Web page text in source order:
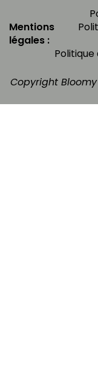
Mentions
légales :
Copyright